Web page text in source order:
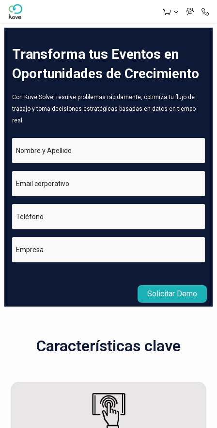
Skip to Main Content
Transforma tus Eventos en
Oportunidades de Crecimiento
Con Kove Solve, resulve problemas rápidamente, optimiza tu flujo de
trabajo y toma decisiones estratégicas basadas en datos en tiempo
real
Nombre y Apellido
Email corporativo
Teléfono
Empresa
Solicitar Demo
Características clave